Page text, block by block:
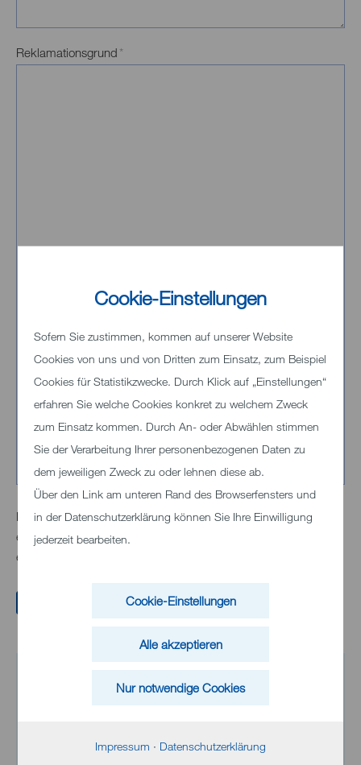
Cookie-Einstellungen
Sofern Sie zustimmen, kommen auf unserer Website
Cookies von uns und von Dritten zum Einsatz, zum Beispiel
Cookies für Statistikzwecke. Durch Klick auf „Einstellungen“
erfahren Sie welche Cookies konkret zu welchem Zweck
zum Einsatz kommen. Durch An- oder Abwählen stimmen
Sie der Verarbeitung Ihrer personenbezogenen Daten zu
dem jeweiligen Zweck zu oder lehnen diese ab.
Über den Link am unteren Rand des Browserfensters und
in der Datenschutzerklärung können Sie Ihre Einwilligung
jederzeit bearbeiten.
Cookie-Einstellungen
Alle akzeptieren
Nur notwendige Cookies
Impressum · Datenschutzerklärung
Reklamationsgrund *
Hinweis:Bei mehrfach gleichen Instrumenten, von denen nur
eines reklamiert wird, bitte das entsprechende Instrument
eindeutig kennzeichnen.